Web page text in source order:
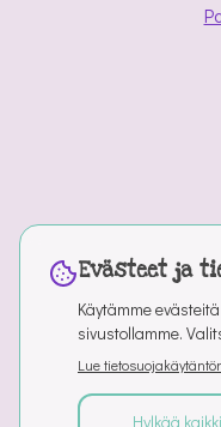
Evästeet ja
Käytämme
sivustollamme.
Lue
Hylkää kaikki